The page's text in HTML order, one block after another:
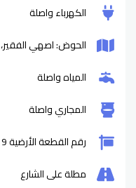
الكهرباء واصلة
الحوض: اصهي الفقير،
المياه واصلة
المجاري واصلة
رقم القطعة الأرضية 5419
مطلة على الشارع